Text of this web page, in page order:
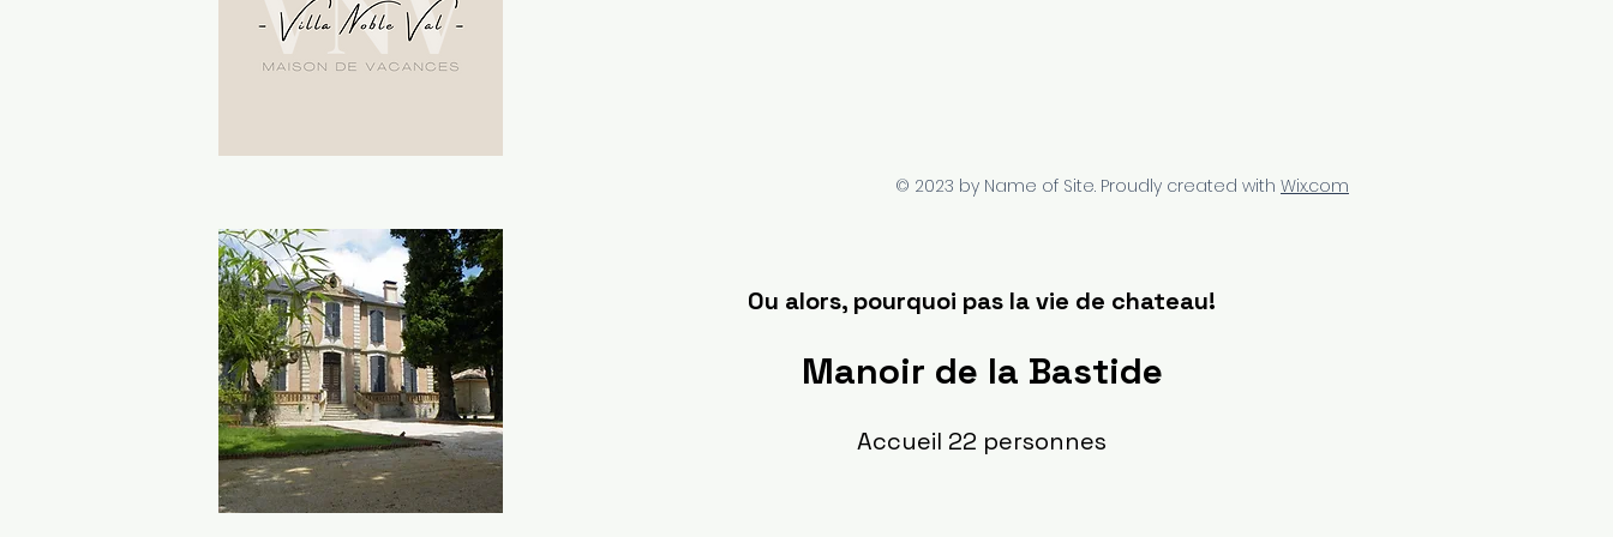
© 2023 by Name of Site. Proudly created with Wix.com
Ou alors, pourquoi pas la vie de chateau!
Manoir de la Bastide
Accueil 22 personnes